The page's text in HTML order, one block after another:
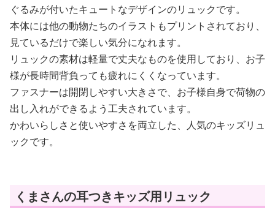
ぐるみが付いたキュートなデザインのリュックです。
本体には他の動物たちのイラストもプリントされており、
見ているだけで楽しい気分になれます。
リュックの素材は軽量で丈夫なものを使用しており、お子
様が長時間背負っても疲れにくくなっています。
ファスナーは開閉しやすい大きさで、お子様自身で荷物の
出し入れができるよう工夫されています。
かわいらしさと使いやすさを両立した、人気のキッズリュ
ックです。
くまさんの耳つきキッズ用リュック